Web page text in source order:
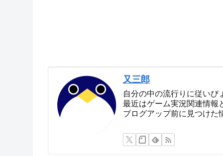
又三郎
自分の中の流行りに従いぴ
最近はゲーム実況関連情報
ブログアップ前に見つけた